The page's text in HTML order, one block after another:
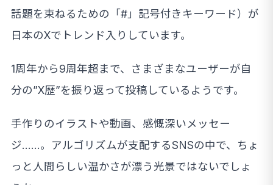
話題を束ねるための「#」記号付きキーワード）が
日本のXでトレンド入りしています。
1周年から9周年超まで、さまざまなユーザーが自
分の”X歴”を振り返って投稿しているようです。
手作りのイラストや動画、感慨深いメッセー
ジ……。アルゴリズムが支配するSNSの中で、ちょ
っと人間らしい温かさが漂う光景ではないでしょ